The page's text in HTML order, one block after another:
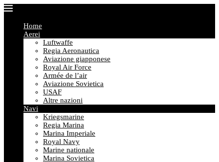
Home
Aerei
Luftwaffe
Regia Aeronautica
Aviazione giapponese
Royal Air Force
Armée de l’air
Aviazione Sovietica
USAF
Altre nazioni
Navi
Kriegsmarine
Regia Marina
Marina Imperiale
Royal Navy
Marine nationale
Marina Sovietica